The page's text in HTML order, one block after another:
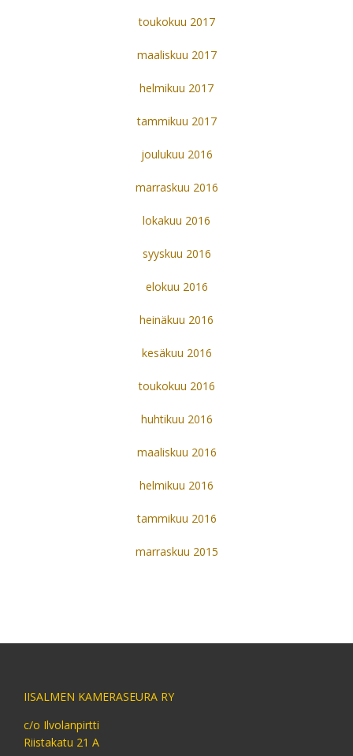
toukokuu 2017
maaliskuu 2017
helmikuu 2017
tammikuu 2017
joulukuu 2016
marraskuu 2016
lokakuu 2016
syyskuu 2016
elokuu 2016
heinäkuu 2016
kesäkuu 2016
toukokuu 2016
huhtikuu 2016
maaliskuu 2016
helmikuu 2016
tammikuu 2016
marraskuu 2015
IISALMEN KAMERASEURA RY
c/o Ilvolanpirtti
Riistakatu 21 A